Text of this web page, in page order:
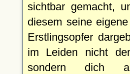
sichtbar gemacht,
diesem seine
Erstlingsopfer
im Leiden nicht
sondern dich